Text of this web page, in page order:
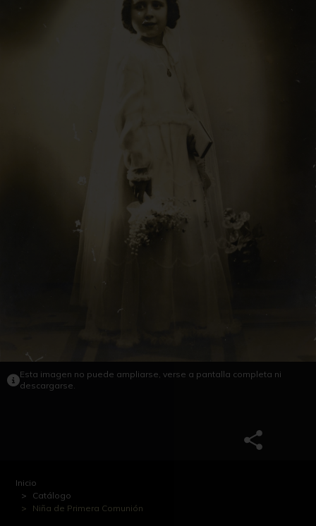
Esta imagen no puede ampliarse, verse a pantalla completa ni
descargarse.
Inicio
Catálogo
Niña de Primera Comunión